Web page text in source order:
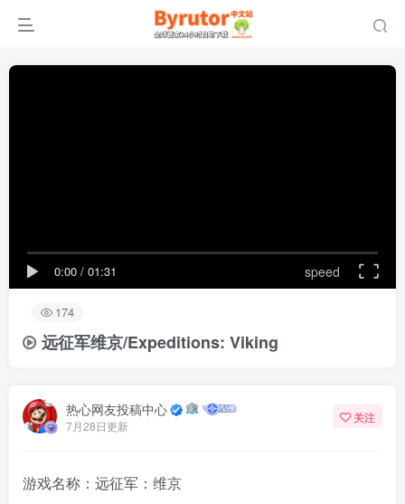
0:00 / 01:31 speed
174
远征军维京/Expeditions: Viking
热心网友投稿中心
7月28日更新
关注
游戏名称：远征军：维京